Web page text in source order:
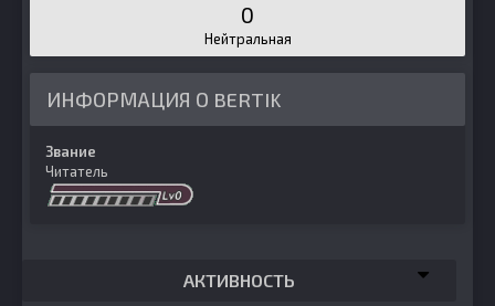
0
Нейтральная
ИНФОРМАЦИЯ О BERTIK
Звание
Читатель
АКТИВНОСТЬ